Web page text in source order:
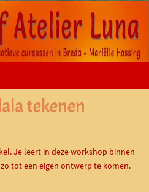
tekenen
Je leert in deze workshop binnen
tot een eigen ontwerp te komen.